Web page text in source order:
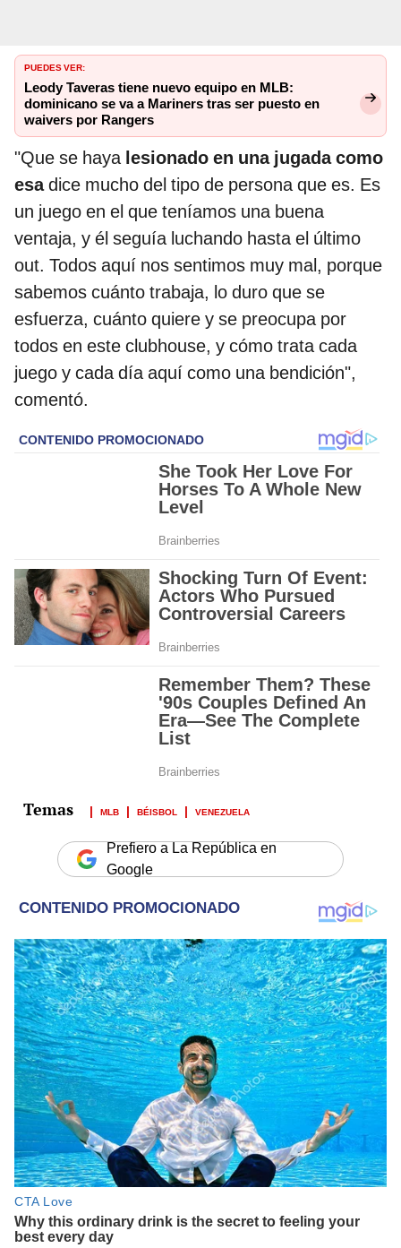
PUEDES VER:
Leody Taveras tiene nuevo equipo en MLB:
dominicano se va a Mariners tras ser puesto en
waivers por Rangers
"Que se haya lesionado en una jugada como
esadice mucho del tipo de persona que es. Es
un juego en el que teníamos una buena
ventaja, y él seguía luchando hasta el último
out. Todos aquí nos sentimos muy mal, porque
sabemos cuánto trabaja, lo duro que se
esfuerza, cuánto quiere y se preocupa por
todos en este clubhouse, y cómo trata cada
juego y cada día aquí como una bendición",
comentó.
MLB BÉISBOL VENEZUELA
Prefiero a La República en
Google